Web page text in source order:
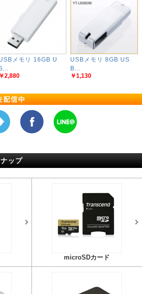
メモリ 16GB U
￥2,880
USBメモリ 8GB US
B...
￥1,130
ップ
microSDカード